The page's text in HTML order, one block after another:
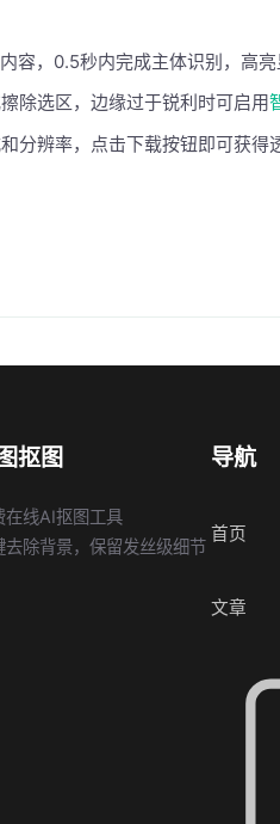
容，0.5秒内完成主体识别，高
除选区，边缘过于锐利时可启用
分辨率，点击下载按钮即可获得
抠图
在线AI抠图工具
去除背景，保留发丝级细节
导航
首页
文章